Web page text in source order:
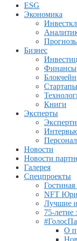
ESG
Экономика
Бизнес
Финансы
Блокчейн
Стартапы
Книги
Эксперты
Новости
Новости
Галерея
Спецпроекты
NFT
Лучшие
75-
О